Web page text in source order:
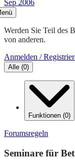
Sep 2006
Werden Sie Teil des
von anderen.
Anmelden /
Alle (0)
Funktionen (0)
Forumsregeln
Seminare für